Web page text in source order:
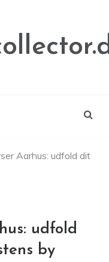
Aarhus: udfold dit
udfold
by